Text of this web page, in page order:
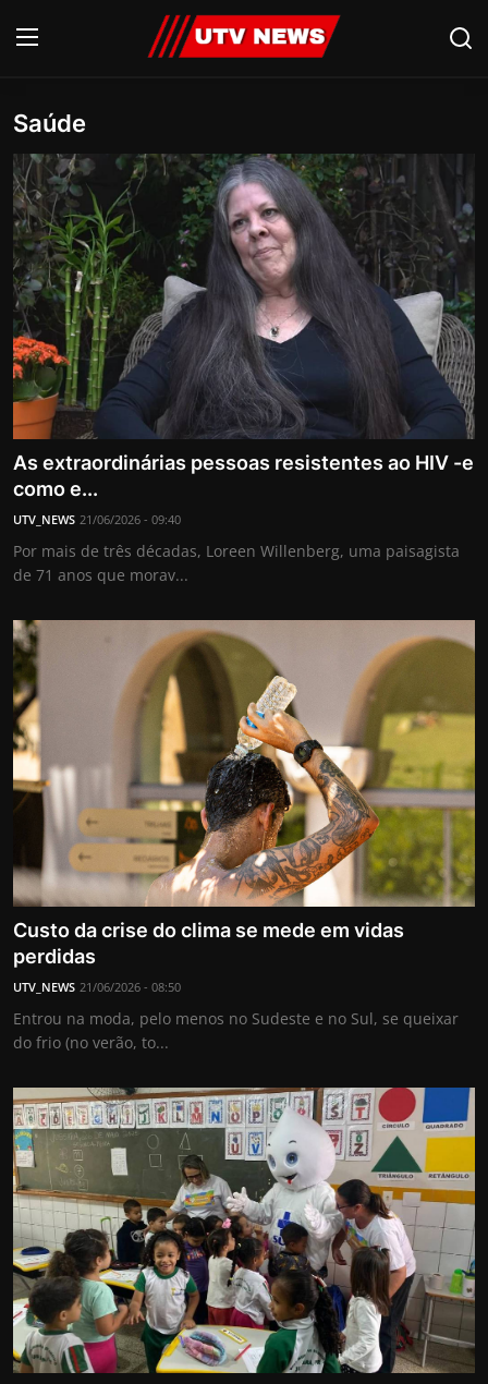
PIRACICABA
CAMPINAS
LIMEIRA
ESPIRITO SANTO
Economia
Cultura
Internacional
APOIE
Educação
Justiça
Política
Saúde
Esportes
Fama e TV
FALE CONOSCO
Saúde
As extraordinárias pessoas resistentes ao HIV -e
como e...
UTV_NEWS 21/06/2026 - 09:40
Por mais de três décadas, Loreen Willenberg, uma paisagista
de 71 anos que morav...
Custo da crise do clima se mede em vidas
perdidas
UTV_NEWS 21/06/2026 - 08:50
Entrou na moda, pelo menos no Sudeste e no Sul, se queixar
do frio (no verão, to...